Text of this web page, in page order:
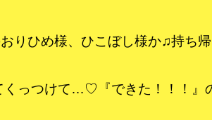
りひめ様、ひこぼし様か♫持ち
くっつけて…♡『できた！！！』